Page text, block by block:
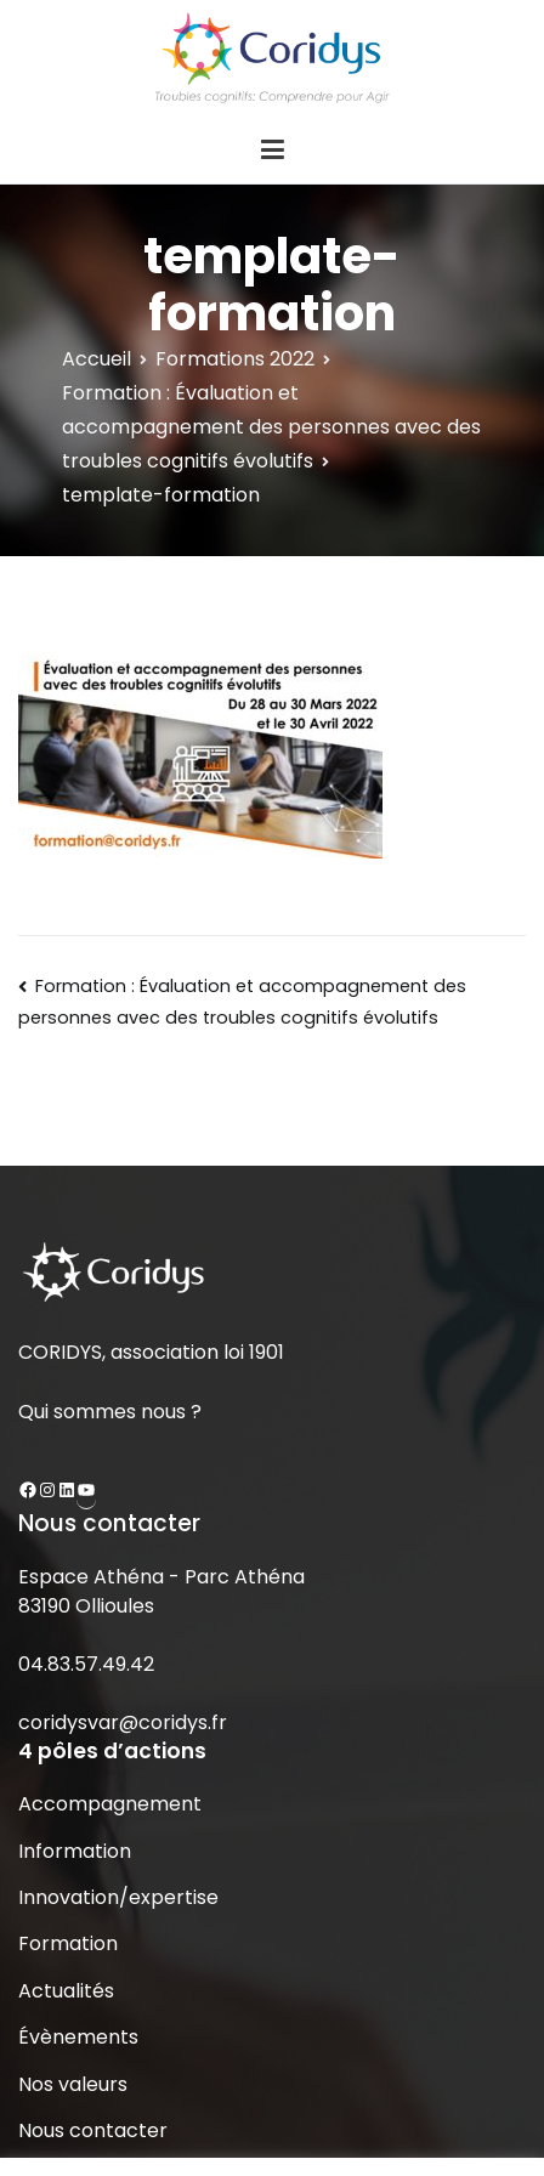
d'actions Information Accompagnement
Innovation/E­xpertise Formations autour des
troubles cognitifs dys ou acquis
template-
formation
Accueil
Formations 2022
Formation : Évaluation et
accompagnement des personnes avec des
troubles cognitifs évolutifs
template-formation
Formation : Évaluation et accompagnement des
personnes avec des troubles cognitifs évolutifs
CORIDYS, association loi 1901
Qui sommes nous ?
Nous contacter
Espace Athéna - Parc Athéna
83190 Ollioules
04.83.57.49.42
coridysvar@coridys.fr
4 pôles d’actions
Accompagnement
Information
Innovation/expertise
Formation
Actualités
Évènements
Nos valeurs
Nous contacter